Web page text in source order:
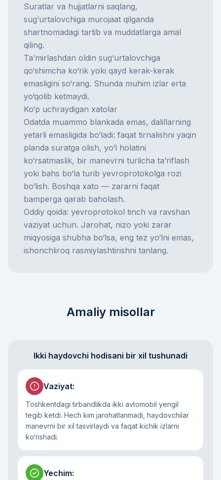
Suratlar va hujjatlarni saqlang,
sug‘urtalovchiga murojaat qilganda
shartnomadagi tartib va muddatlarga amal
qiling.
Ta’mirlashdan oldin sug‘urtalovchiga
qo‘shimcha ko‘rik yoki qayd kerak-kerak
emasligini so‘rang. Shunda muhim izlar erta
yo‘qolib ketmaydi.
Ko‘p uchraydigan xatolar
Odatda muammo blankada emas, dalillarning
yetarli emasligida bo‘ladi: faqat tirnalishni yaqin
planda suratga olish, yo‘l holatini
ko‘rsatmaslik, bir manevrni turlicha ta’riflash
yoki bahs bo‘la turib yevroprotokolga rozi
bo‘lish. Boshqa xato — zararni faqat
bamperga qarab baholash.
Oddiy qoida: yevroprotokol tinch va ravshan
vaziyat uchun. Jarohat, nizo yoki zarar
miqyosiga shubha bo‘lsa, eng tez yo‘lni emas,
ishonchliroq rasmiylashtirishni tanlang.
Amaliy misollar
Ikki haydovchi hodisani bir xil tushunadi
Vaziyat:
Toshkentdagi tirbandlikda ikki avtomobil yengil
tegib ketdi. Hech kim jarohatlanmadi, haydovchilar
manevrni bir xil tasvirlaydi va faqat kichik izlarni
ko‘rishadi.
Yechim: